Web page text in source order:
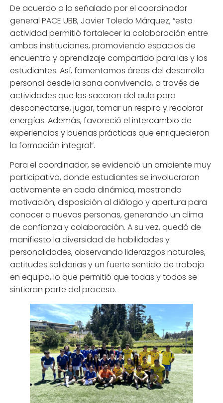
De acuerdo a lo señalado por el coordinador
general PACE UBB, Javier Toledo Márquez, “esta
actividad permitió fortalecer la colaboración entre
ambas instituciones, promoviendo espacios de
encuentro y aprendizaje compartido para las y los
estudiantes. Así, fomentamos áreas del desarrollo
personal desde la sana convivencia, a través de
actividades que los sacaron del aula para
desconectarse, jugar, tomar un respiro y recobrar
energías. Además, favoreció el intercambio de
experiencias y buenas prácticas que enriquecieron
la formación integral”.
Para el coordinador, se evidenció un ambiente muy
participativo, donde estudiantes se involucraron
activamente en cada dinámica, mostrando
motivación, disposición al diálogo y apertura para
conocer a nuevas personas, generando un clima
de confianza y colaboración. A su vez, quedó de
manifiesto la diversidad de habilidades y
personalidades, observando liderazgos naturales,
actitudes solidarias y un fuerte sentido de trabajo
en equipo, lo que permitió que todas y todos se
sintieran parte del proceso.